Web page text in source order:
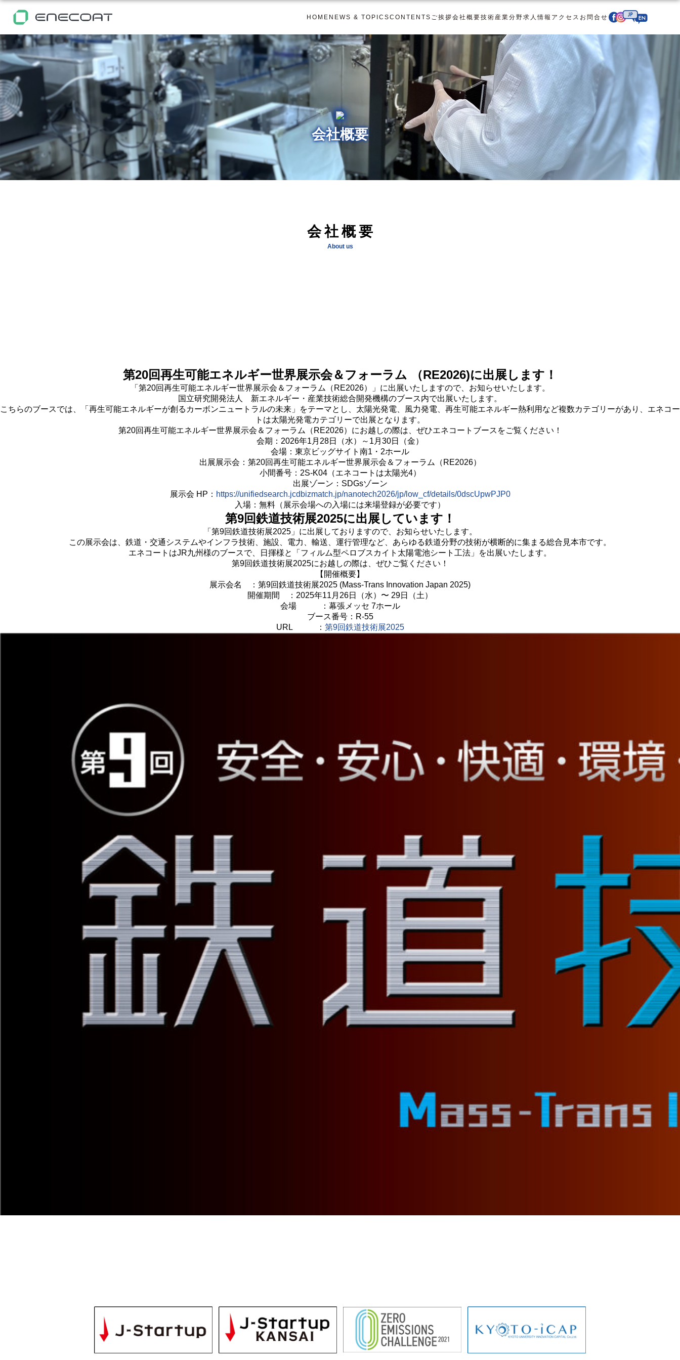
HOME NEWS & TOPICSCONTENTS ご挨拶会社概要技術 産業分野求人情報 アクセス お問合せ
会社概要
会社概要
About us
第20回再生可能エネルギー世界展示会＆フォーラム （RE2026)に出展します！
「第20回再生可能エネルギー世界展示会＆フォーラム（RE2026）」に出展いたしますので、お知らせいたします。
国立研究開発法人 新エネルギー・産業技術総合開発機構のブース内で出展いたします。
こちらのブースでは、「再生可能エネルギーが創るカーボンニュートラルの未来」をテーマとし、太陽光発電、風力発電、再生可能エネルギー熱利用など複数カテゴリーがあり、エネコー
トは太陽光発電カテゴリーで出展となります。
第20回再生可能エネルギー世界展示会＆フォーラム（RE2026）にお越しの際は、ぜひエネコートブースをご覧ください！
会期：2026年1月28日（水）～1月30日（金）
会場：東京ビッグサイト南1・2ホール
出展展示会：第20回再生可能エネルギー世界展示会＆フォーラム（RE2026）
小間番号：2S-K04（エネコートは太陽光4）
出展ゾーン：SDGsゾーン
展示会 HP： https://unifiedsearch.jcdbizmatch.jp/nanotech2026/jp/low_cf/details/0dscUpwPJP0
入場：無料（展示会場への入場には来場登録が必要です）
第9回鉄道技術展2025に出展しています！
「第9回鉄道技術展2025」に出展しておりますので、お知らせいたします。
この展示会は、鉄道・交通システムやインフラ技術、施設、電力、輸送、運行管理など、あらゆる鉄道分野の技術が横断的に集まる総合見本市です。
エネコートはJR九州様のブースで、日揮様と「フィルム型ペロブスカイト太陽電池シート工法」を出展いたします。
第9回鉄道技術展2025にお越しの際は、ぜひご覧ください！
【開催概要】
展示会名 ：第9回鉄道技術展2025 (Mass-Trans Innovation Japan 2025)
開催期間 ：2025年11月26日（水）〜 29日（土）
会場 ：幕張メッセ 7ホール
ブース番号：R-55
URL ： 第9回鉄道技術展2025